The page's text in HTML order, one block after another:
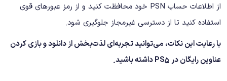
از اطلاعات حساب PSN خود محافظت کنید و از رمز عبورهای قوی
استفاده کنید تا از دسترسی غیرمجاز جلوگیری شود.
با رعایت این نکات، می‌توانید تجربه‌ای لذت‌بخش از دانلود و بازی کردن
عناوین رایگان در PS5 داشته باشید.